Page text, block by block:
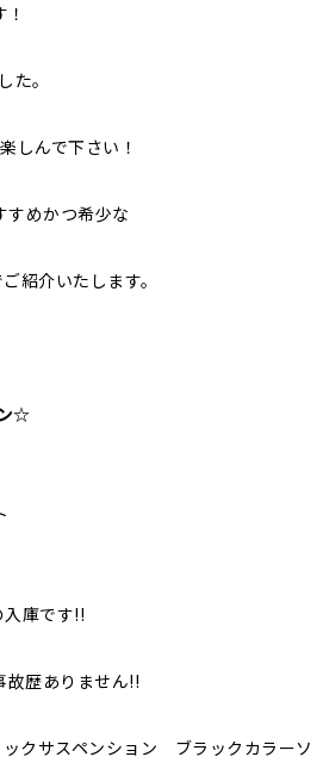
た。
しんで下さい！
めかつ希少な
紹介いたします。
☆
庫です!!
歴ありません!!
サスペンション ブラックカラーソ